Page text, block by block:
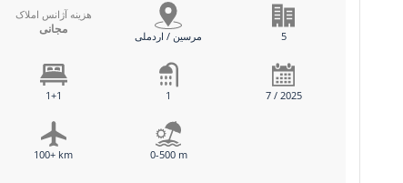
هزینه آژانس املاک
مجانی مرسین / اردملی 5
1+1 1 7 / 2025
100+ km 0-500 m